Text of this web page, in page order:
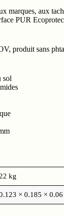
marques, aux
PUR
produit sans
sol
22 kg
× 0.185 × 0.06